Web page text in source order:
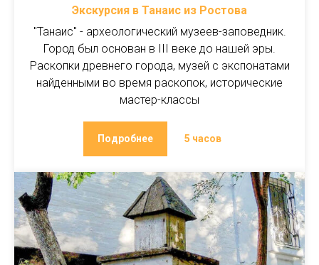
Экскурсия в Танаис из Ростова
"Танаис" - археологический музеев-заповедник.
Город был основан в III веке до нашей эры.
Раскопки древнего города, музей с экспонатами
найденными во время раскопок, исторические
мастер-классы
Подробнее 5 часов